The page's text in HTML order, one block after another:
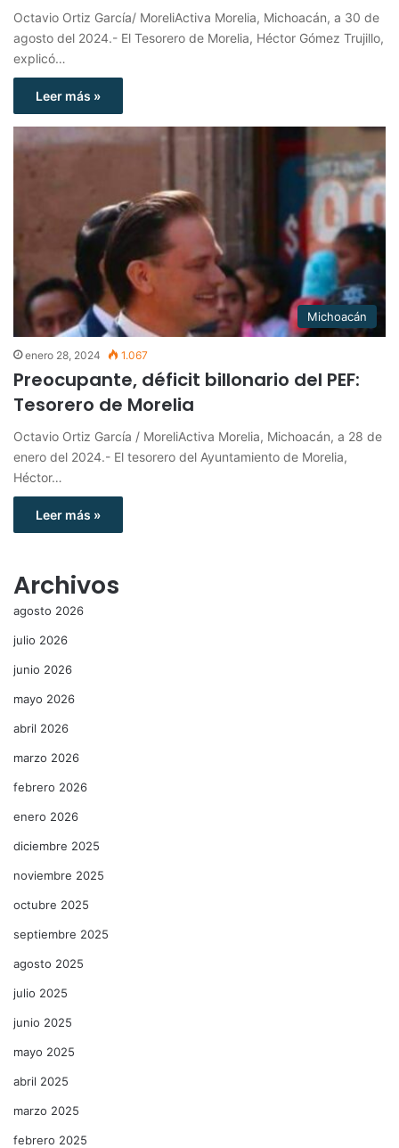
Octavio Ortiz García/ MoreliActiva Morelia, Michoacán, a 30 de
agosto del 2024.- El Tesorero de Morelia, Héctor Gómez Trujillo,
explicó…
Leer más »
Michoacán
enero 28, 2024 1.067
Preocupante, déficit billonario del PEF:
Tesorero de Morelia
Octavio Ortiz García / MoreliActiva Morelia, Michoacán, a 28 de
enero del 2024.- El tesorero del Ayuntamiento de Morelia,
Héctor…
Leer más »
Archivos
agosto 2026
julio 2026
junio 2026
mayo 2026
abril 2026
marzo 2026
febrero 2026
enero 2026
diciembre 2025
noviembre 2025
octubre 2025
septiembre 2025
agosto 2025
julio 2025
junio 2025
mayo 2025
abril 2025
marzo 2025
febrero 2025